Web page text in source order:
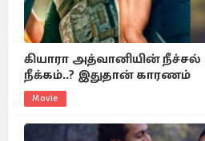
கியாரா அத்வானியின்
நீக்கம்..? இதுதான் காரணம்
Movie